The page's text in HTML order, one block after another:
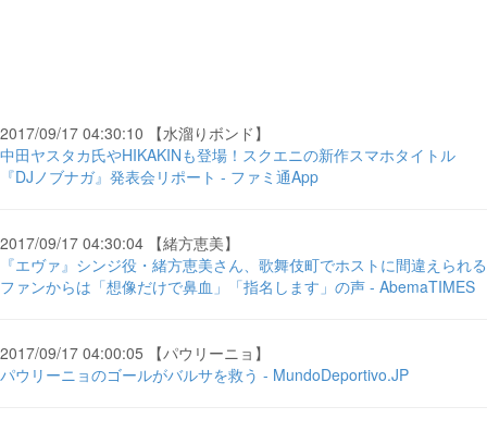
2017/09/17 04:30:10 【水溜りボンド】
中田ヤスタカ氏やHIKAKINも登場！スクエニの新作スマホタイトル
『DJノブナガ』発表会リポート - ファミ通App
2017/09/17 04:30:04 【緒方恵美】
『エヴァ』シンジ役・緒方恵美さん、歌舞伎町でホストに間違えられる
ファンからは「想像だけで鼻血」「指名します」の声 - AbemaTIMES
2017/09/17 04:00:05 【パウリーニョ】
パウリーニョのゴールがバルサを救う - MundoDeportivo.JP